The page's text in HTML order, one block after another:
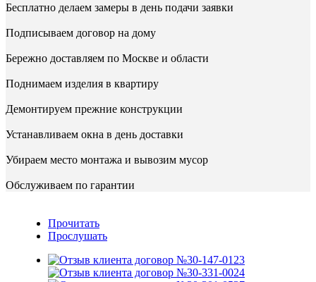
Бесплатно делаем замеры в день подачи заявки
Подписываем договор на дому
Бережно доставляем по Москве и области
Поднимаем изделия в квартиру
Демонтируем прежние конструкции
Устанавливаем окна в день доставки
Убираем место монтажа и вывозим мусор
Обслуживаем по гарантии
Прочитать
Прослушать